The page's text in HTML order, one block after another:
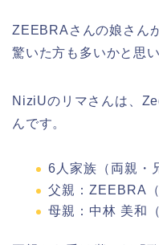
ZEEBRAさんの娘さん
驚いた方も多いかと思い
NiziUの リマさんは、
んです。
6人家族 （両親・
父親： ZEEBRA
母親： 中林 美和